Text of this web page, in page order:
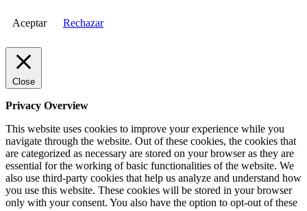
Aceptar Rechazar
Close
Privacy Overview
This website uses cookies to improve your experience while you
navigate through the website. Out of these cookies, the cookies that
are categorized as necessary are stored on your browser as they are
essential for the working of basic functionalities of the website. We
also use third-party cookies that help us analyze and understand how
you use this website. These cookies will be stored in your browser
only with your consent. You also have the option to opt-out of these